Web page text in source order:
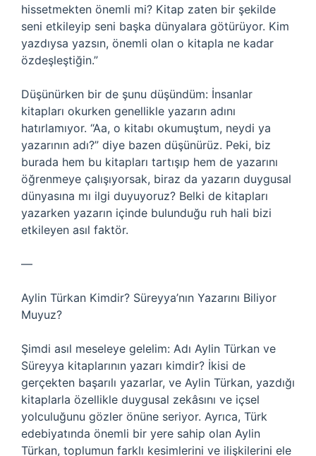
hissetmekten önemli mi? Kitap zaten bir şekilde
seni etkileyip seni başka dünyalara götürüyor. Kim
yazdıysa yazsın, önemli olan o kitapla ne kadar
özdeşleştiğin.”
Düşünürken bir de şunu düşündüm: İnsanlar
kitapları okurken genellikle yazarın adını
hatırlamıyor. “Aa, o kitabı okumuştum, neydi ya
yazarının adı?” diye bazen düşünürüz. Peki, biz
burada hem bu kitapları tartışıp hem de yazarını
öğrenmeye çalışıyorsak, biraz da yazarın duygusal
dünyasına mı ilgi duyuyoruz? Belki de kitapları
yazarken yazarın içinde bulunduğu ruh hali bizi
etkileyen asıl faktör.
—
Aylin Türkan Kimdir? Süreyya’nın Yazarını Biliyor
Muyuz?
Şimdi asıl meseleye gelelim: Adı Aylin Türkan ve
Süreyya kitaplarının yazarı kimdir? İkisi de
gerçekten başarılı yazarlar, ve Aylin Türkan, yazdığı
kitaplarla özellikle duygusal zekâsını ve içsel
yolculuğunu gözler önüne seriyor. Ayrıca, Türk
edebiyatında önemli bir yere sahip olan Aylin
Türkan, toplumun farklı kesimlerini ve ilişkilerini ele